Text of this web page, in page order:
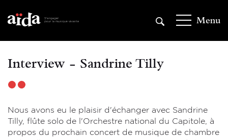
au
contenu
Menu
Interview - Sandrine Tilly
Nous avons eu le plaisir d'échanger avec Sandrine
Tilly, flûte solo de l'Orchestre national du Capitole, à
propos du prochain concert de musique de chambre